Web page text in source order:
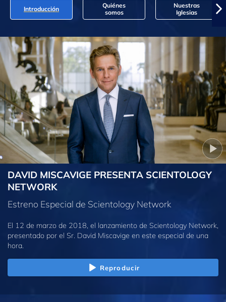
Introducción
Quiénes
somos
Nuestras
Iglesias
DAVID MISCAVIGE PRESENTA SCIENTOLOGY
NETWORK
Estreno Especial de Scientology Network
El 12 de marzo de 2018, el lanzamiento de Scientology Network,
presentado por el Sr. David Miscavige en este especial de una
hora.
Reproducir